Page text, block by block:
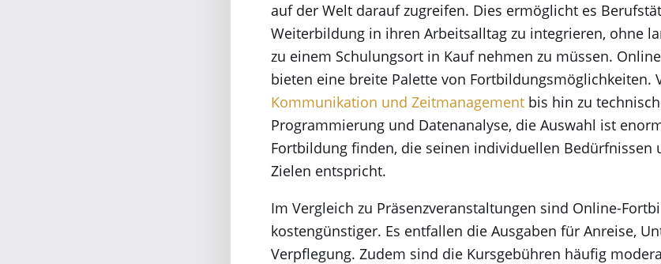
auf der Welt darauf zugreifen. Dies ermöglicht es
Weiterbildung in ihren Arbeitsalltag zu integrieren, ohne
zu einem Schulungsort in Kauf nehmen zu müssen.
bieten eine breite Palette von Fortbildungsmöglichkeiten.
Kommunikation und Zeitmanagement bis hin zu
Programmierung und Datenanalyse, die Auswahl ist
Fortbildung finden, die seinen individuellen Bedürfnissen
Zielen entspricht.
Im Vergleich zu Präsenzveranstaltungen sind Online-
kostengünstiger. Es entfallen die Ausgaben für Anreise,
Verpflegung. Zudem sind die Kursgebühren häufig